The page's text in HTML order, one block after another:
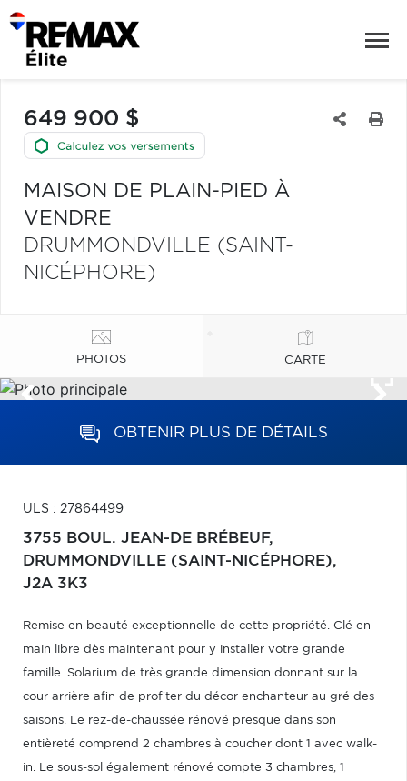
649 900 $
MAISON DE PLAIN-PIED À
VENDRE
DRUMMONDVILLE (SAINT-
NICÉPHORE)
PHOTOS CARTE
OBTENIR PLUS DE DÉTAILS
ULS : 27864499
3755 BOUL. JEAN-DE BRÉBEUF,
DRUMMONDVILLE (SAINT-NICÉPHORE),
J2A 3K3
Remise en beauté exceptionnelle de cette propriété. Clé en
main libre dès maintenant pour y installer votre grande
famille. Solarium de très grande dimension donnant sur la
cour arrière afin de profiter du décor enchanteur au gré des
saisons. Le rez-de-chaussée rénové presque dans son
entièreté comprend 2 chambres à coucher dont 1 avec walk-
in. Le sous-sol également rénové compte 3 chambres, 1